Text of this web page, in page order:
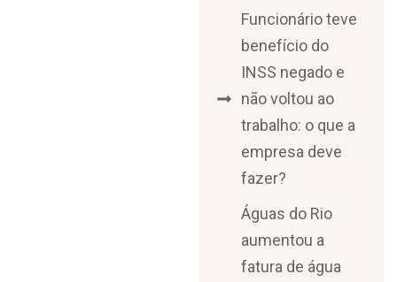
Funcionário teve
benefício do
INSS negado e
não voltou ao
trabalho: o que a
empresa deve
fazer?
Águas do Rio
aumentou a
fatura de água